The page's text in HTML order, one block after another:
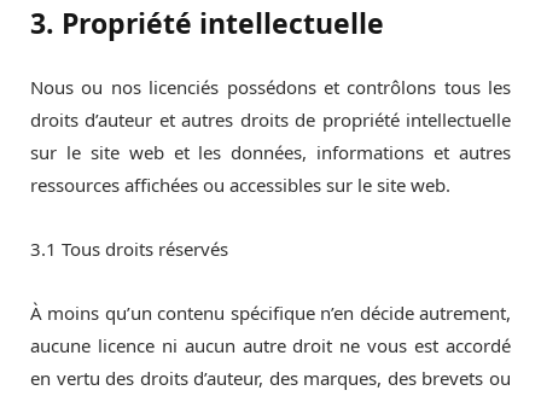
3. Propriété intellectuelle
Nous ou nos licenciés possédons et contrôlons tous les
droits d’auteur et autres droits de propriété intellectuelle
sur le site web et les données, informations et autres
ressources affichées ou accessibles sur le site web.
3.1 Tous droits réservés
À moins qu’un contenu spécifique n’en décide autrement,
aucune licence ni aucun autre droit ne vous est accordé
en vertu des droits d’auteur, des marques, des brevets ou